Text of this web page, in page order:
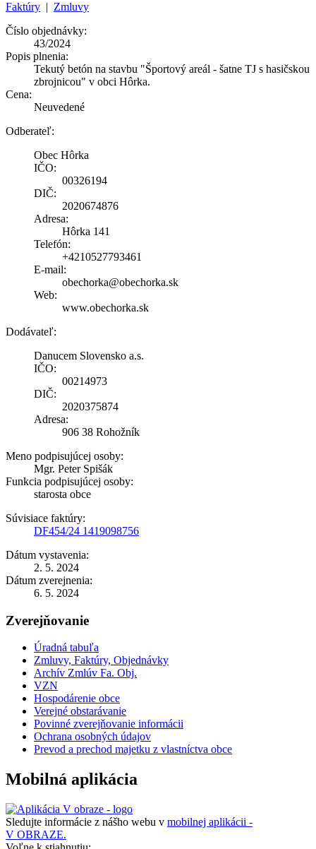
Faktúry | Zmluvy
Číslo objednávky:
43/2024
Popis plnenia:
Tekutý betón na stavbu "Športový areál - šatne TJ s hasičskou
zbrojnicou" v obci Hôrka.
Cena:
Neuvedené
Odberateľ:
Obec Hôrka
IČO:
00326194
DIČ:
2020674876
Adresa:
Hôrka 141
Telefón:
+4210527793461
E-mail:
obechorka@obechorka.sk
Web:
www.obechorka.sk
Dodávateľ:
Danucem Slovensko a.s.
IČO:
00214973
DIČ:
2020375874
Adresa:
906 38 Rohožník
Meno podpisujúcej osoby:
Mgr. Peter Spišák
Funkcia podpisujúcej osoby:
starosta obce
Súvisiace faktúry:
DF454/24 1419098756
Dátum vystavenia:
2. 5. 2024
Dátum zverejnenia:
6. 5. 2024
Zverejňovanie
Úradná tabuľa
Zmluvy, Faktúry, Objednávky
Archív Zmlúv Fa. Obj.
VZN
Hospodárenie obce
Verejné obstarávanie
Povinné zverejňovanie informácii
Ochrana osobných údajov
Prevod a prechod majetku z vlastníctva obce
Mobilná aplikácia
Sledujte informácie z nášho webu v mobilnej aplikácii -
V OBRAZE.